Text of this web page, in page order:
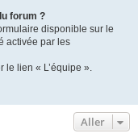
forum ?
disponible sur le
activée par les
le lien « L’équipe ».
Aller